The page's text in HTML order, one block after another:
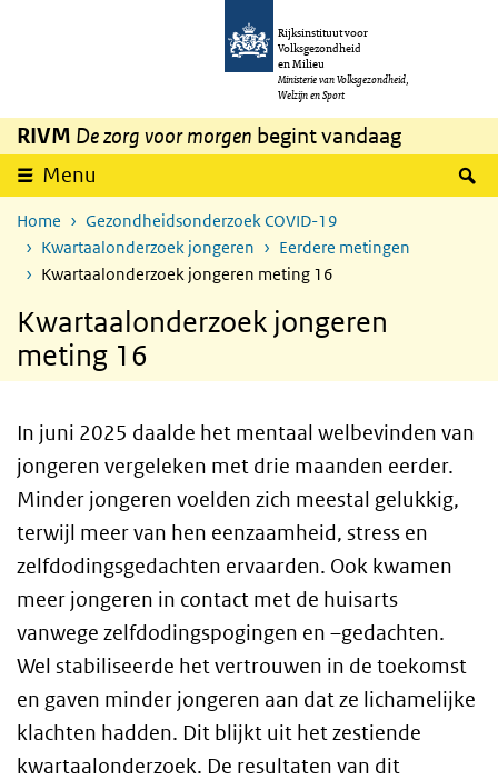
Overslaan en naar de inhoud gaan
Rijksinstituut voor
Volksgezondheid
en Milieu
Ministerie van Volksgezondheid,
Welzijn en Sport
RIVM De zorg voor morgen begint vandaag
Menu
Home
Gezondheidsonderzoek COVID-19
Kwartaalonderzoek jongeren
Eerdere metingen
Kwartaalonderzoek jongeren meting 16
Kwartaalonderzoek jongeren
meting 16
In juni 2025 daalde het mentaal welbevinden van
jongeren vergeleken met drie maanden eerder.
Minder jongeren voelden zich meestal gelukkig,
terwijl meer van hen eenzaamheid, stress en
zelfdodingsgedachten ervaarden. Ook kwamen
meer jongeren in contact met de huisarts
vanwege zelfdodingspogingen en –gedachten.
Wel stabiliseerde het vertrouwen in de toekomst
en gaven minder jongeren aan dat ze lichamelijke
klachten hadden. Dit blijkt uit het zestiende
kwartaalonderzoek. De resultaten van dit